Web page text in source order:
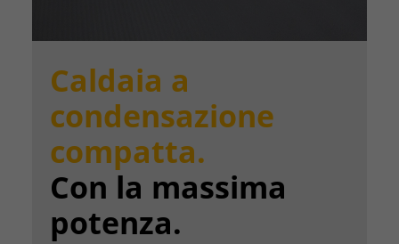
Caldaia a
condensazione
compatta.
Con la massima
potenza.